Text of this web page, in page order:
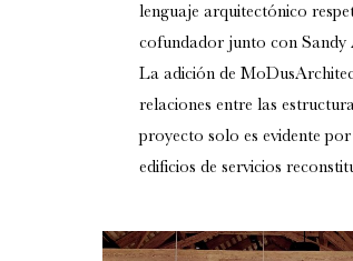
lenguaje arquitectónico
cofundador junto con
La adición de
relaciones entre las
proyecto solo es evidente
edificios de servicios